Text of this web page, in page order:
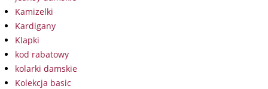
Kamizelki
Kardigany
Klapki
kod rabatowy
kolarki damskie
Kolekcja basic